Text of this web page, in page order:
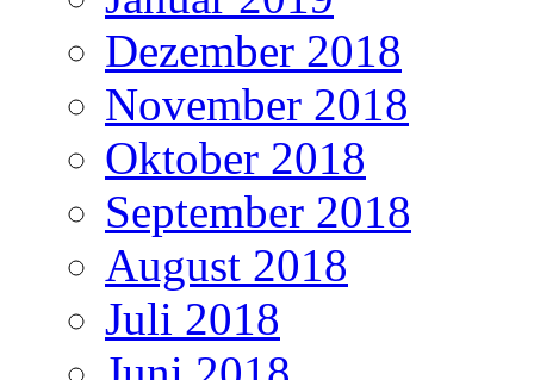
Dezember 2018
November 2018
Oktober 2018
September 2018
August 2018
Juli 2018